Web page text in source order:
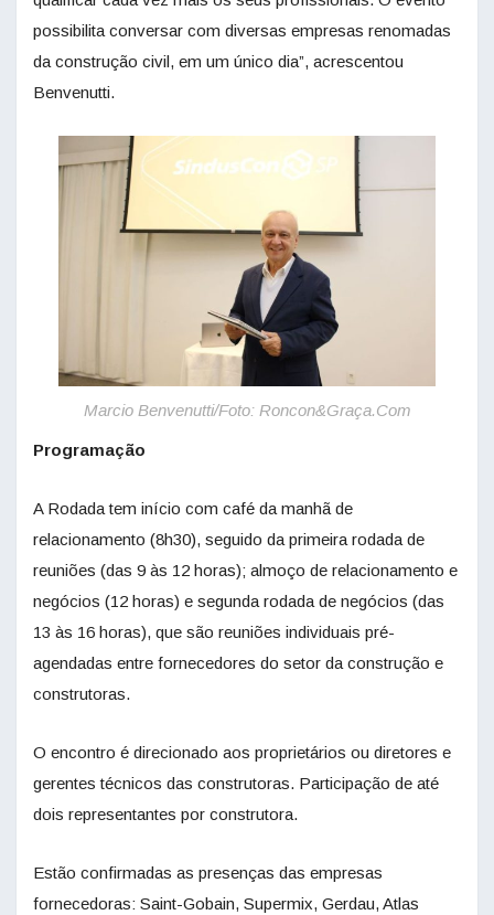
possibilita conversar com diversas empresas renomadas
da construção civil, em um único dia”, acrescentou
Benvenutti.
Marcio Benvenutti/Foto: Roncon&Graça.Com
Programação
A Rodada tem início com café da manhã de
relacionamento (8h30), seguido da primeira rodada de
reuniões (das 9 às 12 horas); almoço de relacionamento e
negócios (12 horas) e segunda rodada de negócios (das
13 às 16 horas), que são reuniões individuais pré-
agendadas entre fornecedores do setor da construção e
construtoras.
O encontro é direcionado aos proprietários ou diretores e
gerentes técnicos das construtoras. Participação de até
dois representantes por construtora.
Estão confirmadas as presenças das empresas
fornecedoras: Saint-Gobain, Supermix, Gerdau, Atlas